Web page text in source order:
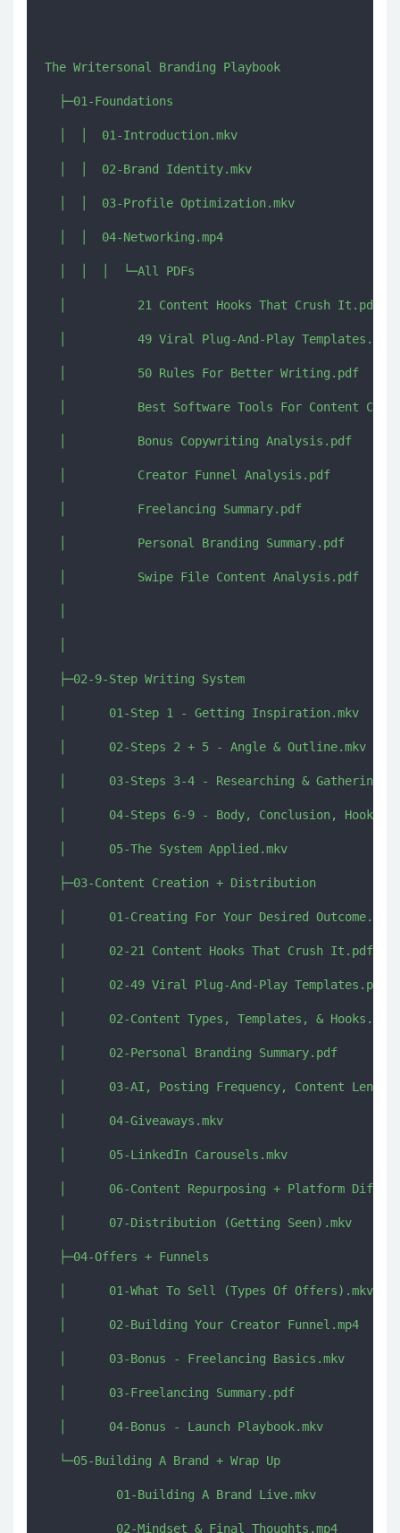
The Writersonal Branding Playbook
  ├─01-Foundations
  │  │  01-Introduction.mkv
  │  │  02-Brand Identity.mkv
  │  │  03-Profile Optimization.mkv
  │  │  04-Networking.mp4
  │  │  │  └─All PDFs
  │          21 Content Hooks That Crush It.pdf
  │          49 Viral Plug-And-Play Templates.pdf
  │          50 Rules For Better Writing.pdf
│          Best Software Tools For Content
  │          Bonus Copywriting Analysis.pdf
  │          Creator Funnel Analysis.pdf
  │          Freelancing Summary.pdf
  │          Personal Branding Summary.pdf
  │          Swipe File Content Analysis.pdf
  ├─02-9-Step Writing System
  │      01-Step 1 - Getting Inspiration.mkv
  │      02-Steps 2 + 5 - Angle & Outline.mkv
│      03-Steps 3-4 - Researching & Gathering
│      04-Steps 6-9 - Body, Conclusion, Hook, &
  │      05-The System Applied.mkv
  ├─03-Content Creation + Distribution
  │      01-Creating For Your Desired Outcome.mkv
  │      02-21 Content Hooks That Crush It.pdf
  │      02-49 Viral Plug-And-Play Templates.pdf
  │      02-Content Types, Templates, & Hooks.mkv
  │      02-Personal Branding Summary.pdf
│      03-AI, Posting Frequency, Content
  │      04-Giveaways.mkv
  │      05-LinkedIn Carousels.mkv
│      06-Content Repurposing + Platform
  │      07-Distribution (Getting Seen).mkv
  ├─04-Offers + Funnels
  │      01-What To Sell (Types Of Offers).mkv
  │      02-Building Your Creator Funnel.mp4
  │      03-Bonus - Freelancing Basics.mkv
  │      03-Freelancing Summary.pdf
  │      04-Bonus - Launch Playbook.mkv
  └─05-Building A Brand + Wrap Up
          01-Building A Brand Live.mkv
          02-Mindset & Final Thoughts.mp4